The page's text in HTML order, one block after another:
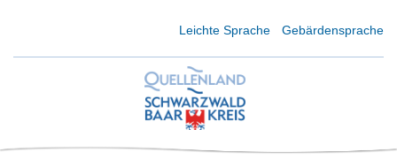
Leichte Sprache Gebärdensprache